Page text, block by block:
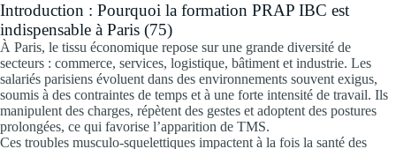
Introduction : Pourquoi la formation PRAP IBC est
indispensable à Paris (75)
À Paris, le tissu économique repose sur une grande diversité de
secteurs : commerce, services, logistique, bâtiment et industrie. Les
salariés parisiens évoluent dans des environnements souvent exigus,
soumis à des contraintes de temps et à une forte intensité de travail. Ils
manipulent des charges, répètent des gestes et adoptent des postures
prolongées, ce qui favorise l’apparition de TMS.
Ces troubles musculo-squelettiques impactent à la fois la santé des